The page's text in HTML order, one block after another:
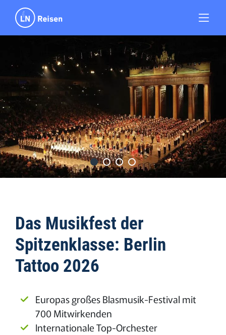
Das Musikfest der
Spitzenklasse: Berlin
Tattoo 2026
Europas großes Blasmusik-Festival mit
700 Mitwirkenden
Internationale Top-Orchester